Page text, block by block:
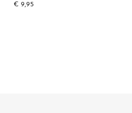
€ 9,95